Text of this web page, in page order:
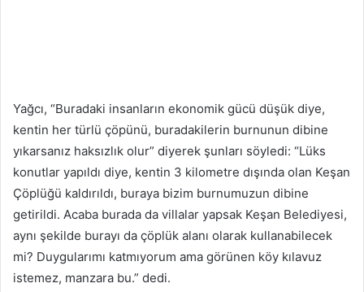
Yağcı, “Buradaki insanların ekonomik gücü düşük diye,
kentin her türlü çöpünü, buradakilerin burnunun dibine
yıkarsanız haksızlık olur” diyerek şunları söyledi: “Lüks
konutlar yapıldı diye, kentin 3 kilometre dışında olan Keşan
Çöplüğü kaldırıldı, buraya bizim burnumuzun dibine
getirildi. Acaba burada da villalar yapsak Keşan Belediyesi,
aynı şekilde burayı da çöplük alanı olarak kullanabilecek
mi? Duygularımı katmıyorum ama görünen köy kılavuz
istemez, manzara bu.” dedi.